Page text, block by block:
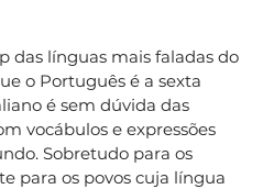
das línguas mais faladas do
o Português é a sexta
é sem dúvida das
vocábulos e expressões
Sobretudo para os
para os povos cuja língua